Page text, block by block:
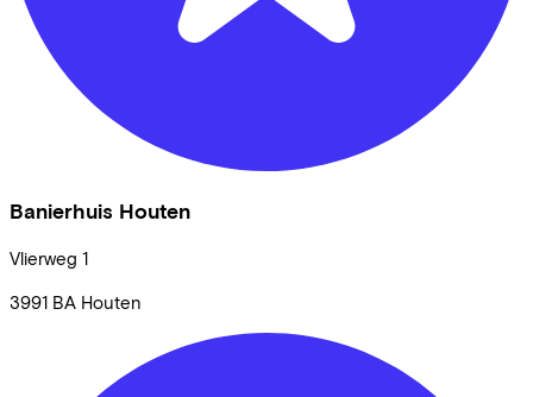
Banierhuis Houten
Vlierweg 1
3991 BA Houten